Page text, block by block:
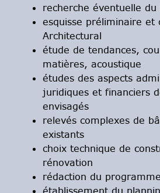
recherche éventuelle
esquisse préliminaire et
Architectural
étude de tendances,
matières, acoustique
études des aspects
juridiques et financiers
envisagés
relevés complexes de
existants
choix technique de
rénovation
rédaction du programme
établissement du